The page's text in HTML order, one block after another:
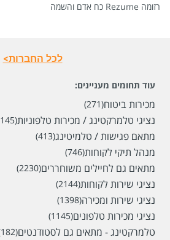
רזומה Rezume כח אדם והשמה
לכל החברות>
עוד תחומים מעניינים:
מכירות ביטוח(271)
נציגי טלמרקטינג / מכירות טלפוניות(1145)
מתאם פגישות / טלמיטינג(413)
מנהל תיקי לקוחות(746)
מתאים גם לחיילים משוחררים(2230)
נציגי שירות לקוחות(2144)
נציגי שירות ומכירה(1398)
נציגי מכירות טלפונים(1145)
טלמרקטינג - מתאים גם לסטודנטים(182)